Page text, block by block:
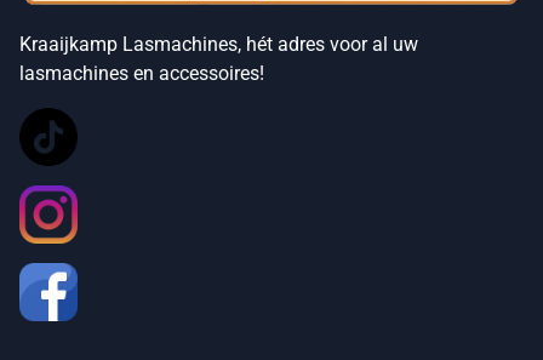
Kraaijkamp Lasmachines, hét adres voor al uw
lasmachines en accessoires!